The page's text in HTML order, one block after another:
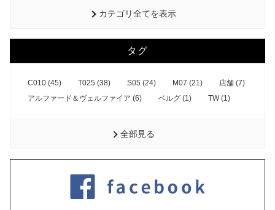
カテゴリ全てを表示
タグ
C010 (45) T025 (38) S05 (24) M07 (21)
店舗 (7)
アルファード＆ヴェルファイア (6)
ベルグ (1) TW (1)
全部見る